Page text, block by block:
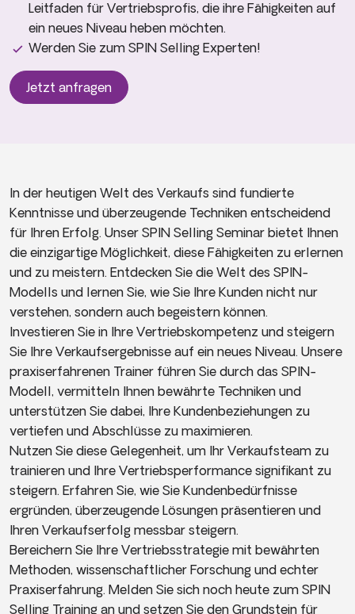
Leitfaden für Vertriebsprofis, die ihre Fähigkeiten auf
ein neues Niveau heben möchten.
Werden Sie zum SPIN Selling Experten!
Jetzt anfragen
In der heutigen Welt des Verkaufs sind fundierte
Kenntnisse und überzeugende Techniken entscheidend
für Ihren Erfolg. Unser SPIN Selling Seminar bietet Ihnen
die einzigartige Möglichkeit, diese Fähigkeiten zu erlernen
und zu meistern. Entdecken Sie die Welt des SPIN-
Modells und lernen Sie, wie Sie Ihre Kunden nicht nur
verstehen, sondern auch begeistern können.
Investieren Sie in Ihre Vertriebskompetenz und steigern
Sie Ihre Verkaufsergebnisse auf ein neues Niveau. Unsere
praxiserfahrenen Trainer führen Sie durch das SPIN-
Modell, vermitteln Ihnen bewährte Techniken und
unterstützen Sie dabei, Ihre Kundenbeziehungen zu
vertiefen und Abschlüsse zu maximieren.
Nutzen Sie diese Gelegenheit, um Ihr Verkaufsteam zu
trainieren und Ihre Vertriebsperformance signifikant zu
steigern. Erfahren Sie, wie Sie Kundenbedürfnisse
ergründen, überzeugende Lösungen präsentieren und
Ihren Verkaufserfolg messbar steigern.
Bereichern Sie Ihre Vertriebsstrategie mit bewährten
Methoden, wissenschaftlicher Forschung und echter
Praxiserfahrung. Melden Sie sich noch heute zum SPIN
Selling Training an und setzen Sie den Grundstein für